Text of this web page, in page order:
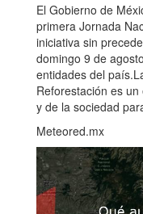
El Gobierno de
primera Jornada
iniciativa sin
domingo 9 de
entidades del
Reforestación es
y de la sociedad
Meteored.mx